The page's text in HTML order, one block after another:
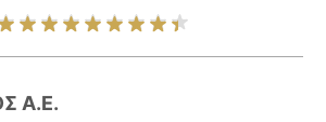
Α.Ε.